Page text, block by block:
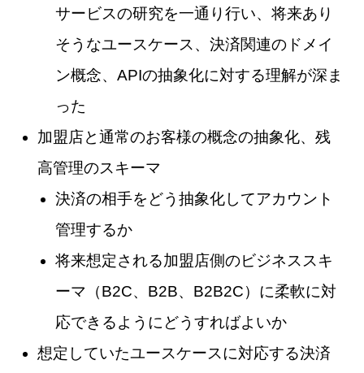
サービスの研究を一通り行い、将来あり
そうなユースケース、決済関連のドメイ
ン概念、APIの抽象化に対する理解が深ま
った
加盟店と通常のお客様の概念の抽象化、残
高管理のスキーマ
決済の相手をどう抽象化してアカウント
管理するか
将来想定される加盟店側のビジネススキ
ーマ（B2C、B2B、B2B2C）に柔軟に対
応できるようにどうすればよいか
想定していたユースケースに対応する決済